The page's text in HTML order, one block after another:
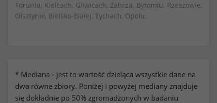
Toruniu, Kielcach, Gliwicach, Zabrzu, Bytomiu, Rzeszowie,
Olsztynie, Bielsko-Białej, Tychach, Opolu.
* Mediana - jest to wartość dzieląca wszystkie dane na
dwa równe zbiory. Poniżej i powyżej mediany znajduje
się dokładnie po 50% zgromadzonych w badaniu